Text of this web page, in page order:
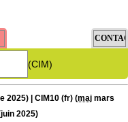
(CIM)
2025) | CIM10 (fr) (maj mars
2025)